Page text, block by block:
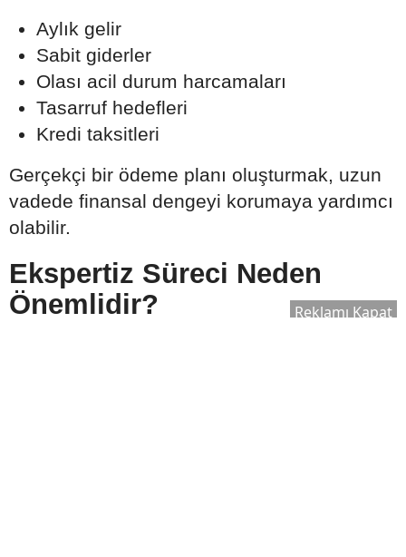
Aylık gelir
Sabit giderler
Olası acil durum harcamaları
Tasarruf hedefleri
Kredi taksitleri
Gerçekçi bir ödeme planı oluşturmak, uzun
vadede finansal dengeyi korumaya yardımcı
olabilir.
Ekspertiz Süreci Neden
Önemlidir?
Reklamı Kapat